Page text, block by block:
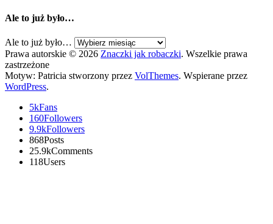
Ale to już było…
Ale to już było…
Prawa autorskie © 2026 Znaczki jak robaczki. Wszelkie prawa
zastrzeżone
Motyw: Patricia stworzony przez VolThemes. Wspierane przez
WordPress.
5kFans
160Followers
9.9kFollowers
868Posts
25.9kComments
118Users